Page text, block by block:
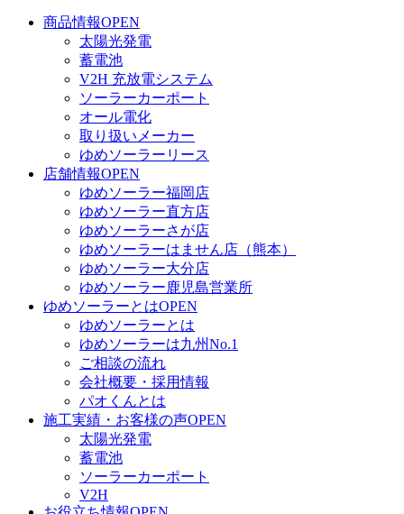
商品情報OPEN
太陽光発電
蓄電池
V2H 充放電システム
ソーラーカーポート
オール電化
取り扱いメーカー
ゆめソーラーリース
店舗情報OPEN
ゆめソーラー福岡店
ゆめソーラー直方店
ゆめソーラーさが店
ゆめソーラーはません店（熊本）
ゆめソーラー大分店
ゆめソーラー鹿児島営業所
ゆめソーラーとはOPEN
ゆめソーラーとは
ゆめソーラーは九州No.1
ご相談の流れ
会社概要・採用情報
パオくんとは
施工実績・お客様の声OPEN
太陽光発電
蓄電池
ソーラーカーポート
V2H